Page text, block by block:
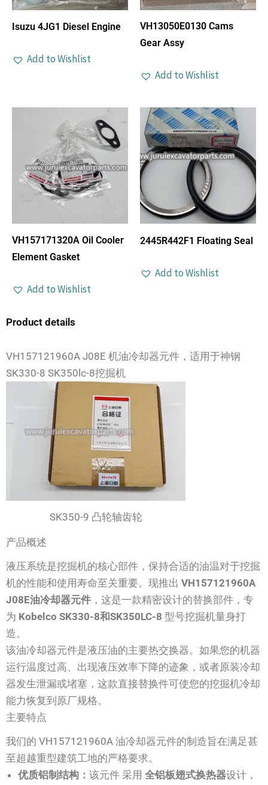
Isuzu 4JG1 Diesel Engine
Add to Wishlist
VH13050E0130 Cams
Gear Assy
Add to Wishlist
VH157171320A Oil Cooler
Element Gasket
Add to Wishlist
2445R442F1 Floating Seal
Add to Wishlist
Product details
VH157121960A J08E 机油冷却器元件，适用于神钢
SK330-8 SK350lc-8挖掘机
SK350-9 凸轮轴齿轮
产品概述
液压系统是挖掘机的核心部件，保持合适的油温对于挖掘
机的性能和使用寿命至关重要。现推出 VH157121960A
J08E油冷却器元件 ，这是一款精密设计的替换部件，专
为 Kobelco SK330-8和SK350LC-8 型号挖掘机量身打
造。
该油冷却器元件是液压油的主要热交换器。如果您的机器
运行温度过高、出现液压效率下降的迹象，或者原装冷却
器发生泄漏或堵塞，这款直接替换件可使您的挖掘机冷却
能力恢复到原厂规格。
主要特点
我们的 VH157121960A 油冷却器元件的制造旨在满足甚
至超越重型建筑工地的严格要求。
优质铝制结构： 该元件 采用 全铝板翅式换热器设计，